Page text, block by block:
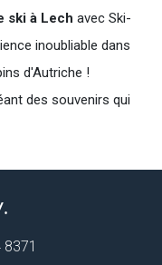
ski à Lech avec Ski-
inoubliable dans
d'Autriche !
des souvenirs qui